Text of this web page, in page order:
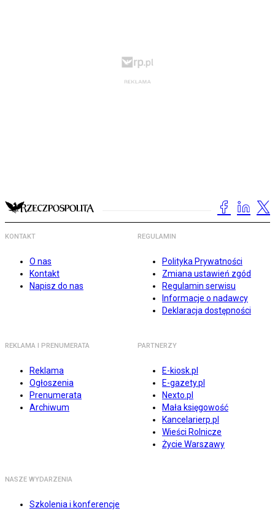
KONTAKT
O nas
Kontakt
Napisz do nas
REGULAMIN
Polityka Prywatności
Zmiana ustawień zgód
Regulamin serwisu
Informacje o nadawcy
Deklaracja dostępności
REKLAMA I PRENUMERATA
Reklama
Ogłoszenia
Prenumerata
Archiwum
PARTNERZY
E-kiosk.pl
E-gazety.pl
Nexto.pl
Mała księgowość
Kancelarierp.pl
Wieści Rolnicze
Życie Warszawy
NASZE WYDARZENIA
Szkolenia i konferencje